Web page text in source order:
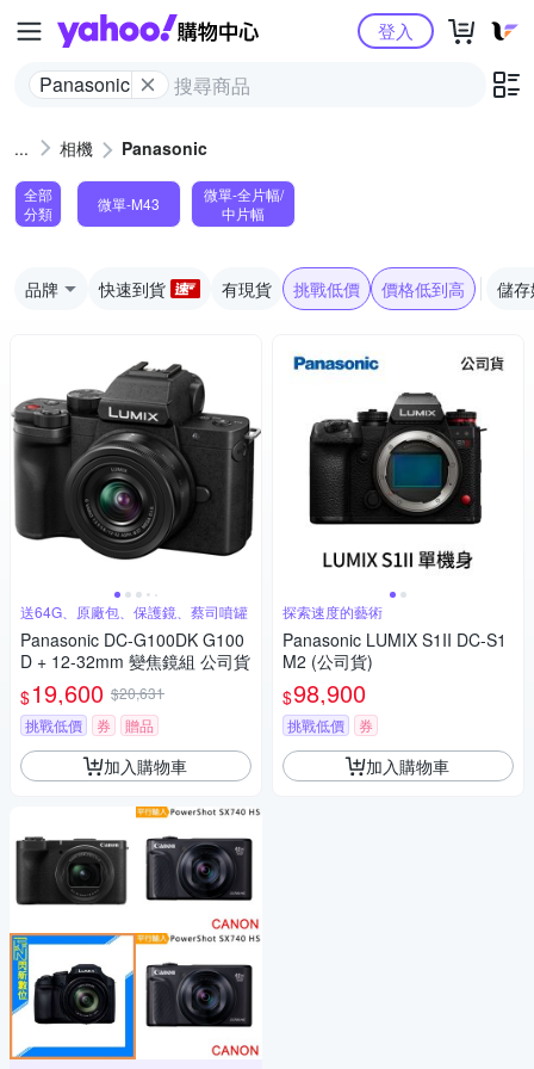
Yahoo購物中心
Panasonic
登入
相機 Panasonic
全部
分類
微單-M43
微單-全片幅/
中片幅
品牌 快速到貨 有現貨 挑戰低價 價格低到高 儲
送64G、原廠包、保護鏡、蔡司噴罐
Panasonic DC-G100DK G100
D + 12-32mm 變焦鏡組 公司貨
$19,600 $20,631
挑戰低價
券 贈品
加入購物車
探索速度的藝術
Panasonic LUMIX S1II DC-S1
M2 (公司貨)
$98,900
挑戰低價 券
加入購物車